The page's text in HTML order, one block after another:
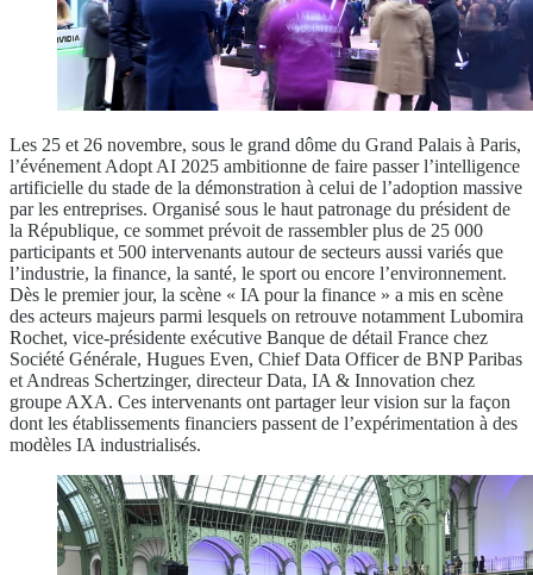
Les 25 et 26 novembre, sous le grand dôme du Grand Palais à Paris,
l’événement Adopt AI 2025 ambitionne de faire passer l’intelligence
artificielle du stade de la démonstration à celui de l’adoption massive
par les entreprises. Organisé sous le haut patronage du président de
la République, ce sommet prévoit de rassembler plus de 25 000
participants et 500 intervenants autour de secteurs aussi variés que
l’industrie, la finance, la santé, le sport ou encore l’environnement.
Dès le premier jour, la scène « IA pour la finance » a mis en scène
des acteurs majeurs parmi lesquels on retrouve notamment Lubomira
Rochet, vice-présidente exécutive Banque de détail France chez
Société Générale, Hugues Even, Chief Data Officer de BNP Paribas
et Andreas Schertzinger, directeur Data, IA & Innovation chez
groupe AXA. Ces intervenants ont partager leur vision sur la façon
dont les établissements financiers passent de l’expérimentation à des
modèles IA industrialisés.